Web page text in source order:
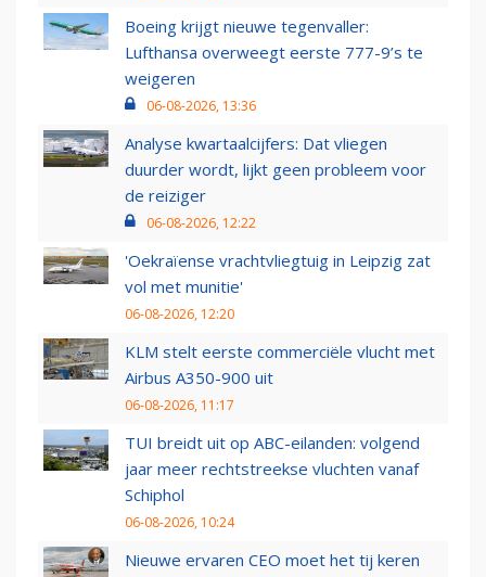
Boeing krijgt nieuwe tegenvaller:
Lufthansa overweegt eerste 777-9’s te
weigeren
06-08-2026, 13:36
Analyse kwartaalcijfers: Dat vliegen
duurder wordt, lijkt geen probleem voor
de reiziger
06-08-2026, 12:22
'Oekraïense vrachtvliegtuig in Leipzig zat
vol met munitie'
06-08-2026, 12:20
KLM stelt eerste commerciële vlucht met
Airbus A350-900 uit
06-08-2026, 11:17
TUI breidt uit op ABC-eilanden: volgend
jaar meer rechtstreekse vluchten vanaf
Schiphol
06-08-2026, 10:24
Nieuwe ervaren CEO moet het tij keren